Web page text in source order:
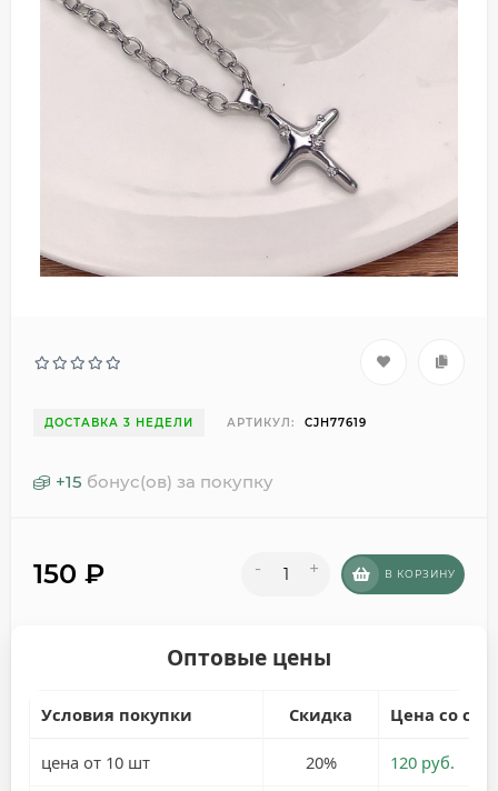
ДОСТАВКА 3 НЕДЕЛИ АРТИКУЛ: CJH77619
+15 бонус(ов) за покупку
150 ₽ - + В КОРЗИНУ
Оптовые цены
Условия покупки Скидка Цена со
цена от 10 шт 20% 120 руб.